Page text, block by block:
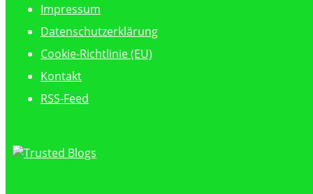
Impressum
Datenschutzerklärung
Cookie-Richtlinie (EU)
Kontakt
RSS-Feed